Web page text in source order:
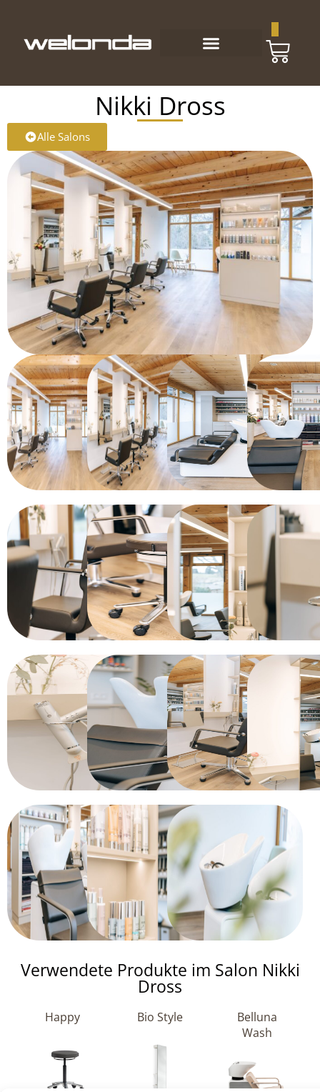
Nikki Dross
Alle Salons
Verwendete Produkte im Salon Nikki
Dross
Happy Bio Style
Belluna
Wash